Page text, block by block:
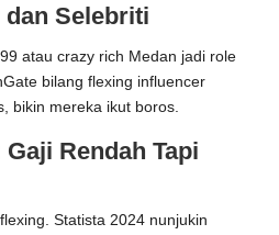
Selebriti
atau crazy rich Medan jadi role
bilang flexing influencer
bikin mereka ikut boros.
Rendah Tapi
Statista 2024 nunjukin